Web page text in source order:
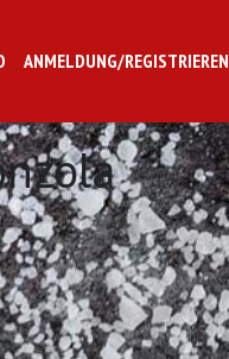
ANMELDUNG/REGISTRIEREN